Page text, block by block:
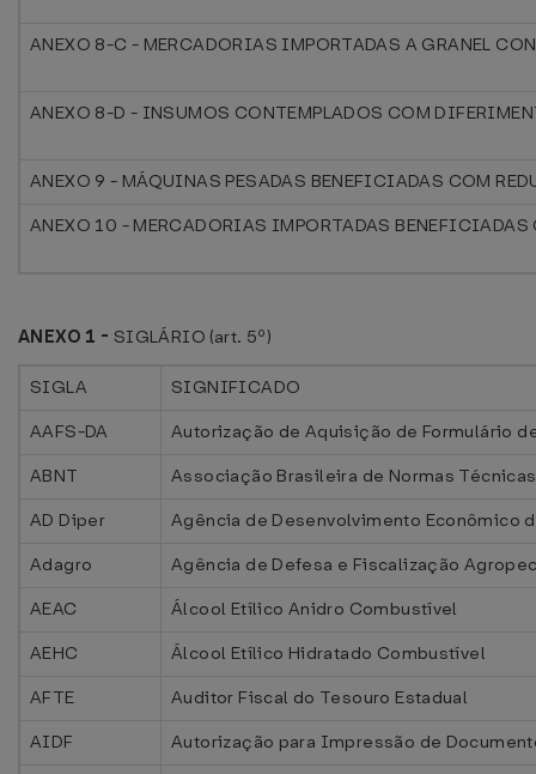
ANEXO 8-C - MERCADORIAS IMPORTADAS A GRANEL
ANEXO 8-D - INSUMOS CONTEMPLADOS COM
ANEXO 9 - MÁQUINAS PESADAS BENEFICIADAS COM
ANEXO 10 - MERCADORIAS IMPORTADAS BENEFICIADAS
ANEXO 1 - SIGLÁRIO (art. 5º)
SIGLA
SIGNIFICADO
AAFS-DA
Autorização de Aquisição de Formulário
ABNT
Associação Brasileira de Normas
AD Diper
Agência de Desenvolvimento Econômico
Adagro
Agência de Defesa e Fiscalização
AEAC
Álcool Etílico Anidro Combustível
AEHC
Álcool Etílico Hidratado Combustível
AFTE
Auditor Fiscal do Tesouro Estadual
AIDF
Autorização para Impressão de